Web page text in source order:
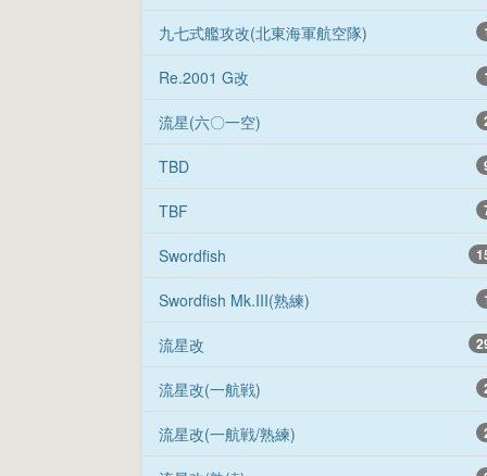
九七式艦攻改(北東海軍航空隊)
Re.2001 G改
流星(六〇一空)
TBD
TBF
Swordfish
Swordfish Mk.III(熟練)
流星改
流星改(一航戦)
流星改(一航戦/熟練)